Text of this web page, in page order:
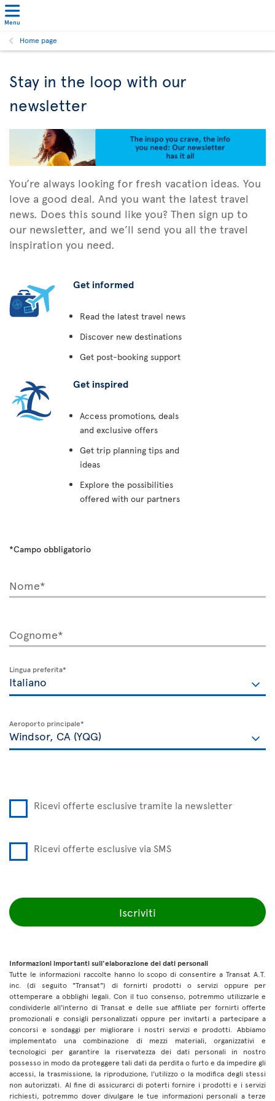
Menu
Home page
Stay in the loop with our
newsletter
You’re always looking for fresh vacation ideas. You
love a good deal. And you want the latest travel
news. Does this sound like you? Then sign up to
our newsletter, and we’ll send you all the travel
inspiration you need.
Get informed
Read the latest travel news
Discover new destinations
Get post-booking support
Get inspired
Access promotions, deals
and exclusive offers
Get trip planning tips and
ideas
Explore the possibilities
offered with our partners
*Campo obbligatorio
Nome*
Cognome*
Lingua preferita*
Aeroporto principale*
Ricevi offerte esclusive tramite la newsletter
Ricevi offerte esclusive via SMS
Iscriviti
Informazioni importanti sull'elaborazione dei dati personali
Tutte le informazioni raccolte hanno lo scopo di consentire a Transat A.T.
inc. (di seguito "Transat") di fornirti prodotti o servizi oppure per
ottemperare a obblighi legali. Con il tuo consenso, potremmo utilizzarle e
condividerle all'interno di Transat e delle sue affiliate per fornirti offerte
promozionali e consigli personalizzati oppure per invitarti a partecipare a
concorsi e sondaggi per migliorare i nostri servizi e prodotti. Abbiamo
implementato una combinazione di mezzi materiali, organizzativi e
tecnologici per garantire la riservatezza dei dati personali in nostro
possesso in modo da proteggere tali dati da perdita o furto e da impedire gli
accessi, la trasmissione, la riproduzione, l'utilizzo o la modifica degli stessi
non autorizzati. Al fine di assicurarci di poterti fornire i prodotti e i servizi
richiesti, potremmo dover divulgare le tue informazioni personali a terze